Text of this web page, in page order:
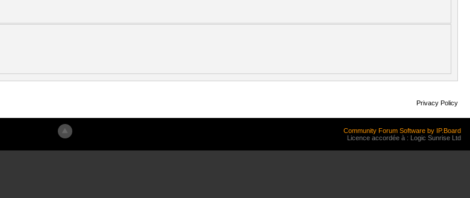
Privacy Policy
Community Forum Software by IP.Board
Licence accordée à : Logic Sunrise Ltd